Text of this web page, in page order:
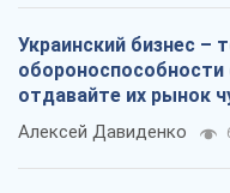
Украинский бизнес –
отдавайте их рынок
Алексей Давиденко